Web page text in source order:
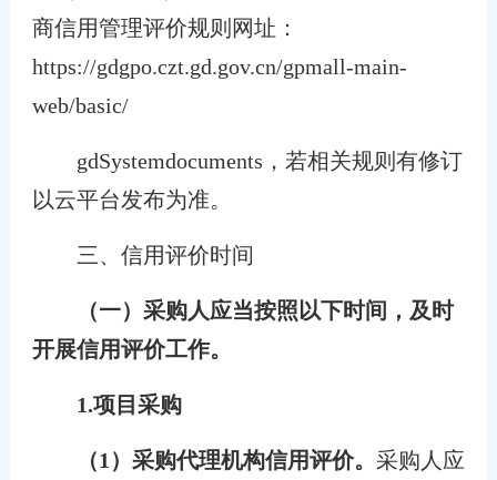
商信用管理评价规则网址：
https://gdgpo.czt.gd.gov.cn/gpmall-main-
web/basic/
gdSystemdocuments，若相关规则有修订
以云平台发布为准。
三、信用评价时间
（一）采购人应当按照以下时间，及时
开展信用评价工作。
1.项目采购
（1 ）采购代理机构信用评价。 采购人应